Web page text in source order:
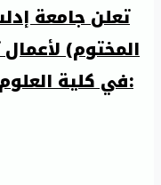
تعلن جامعة
المختوم)
في كلية العلوم في جامعة ادلب وفق الآتي: